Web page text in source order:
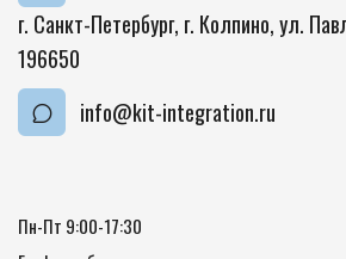
г. Санкт-Петербург, г. Колпино,ул.
196650
info@kit-integration.ru
Пн-Пт 9:00-17:30